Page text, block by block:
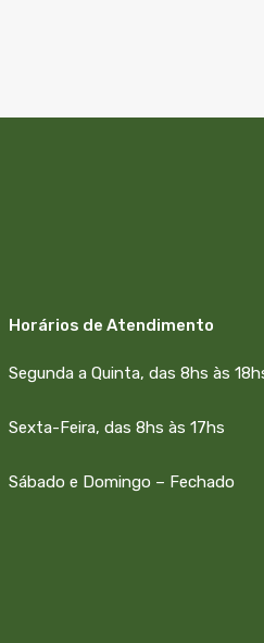
Horários de Atendimento
Segunda a Quinta, das 8hs às
Sexta-Feira, das 8hs às 17hs
Sábado e Domingo – Fechado